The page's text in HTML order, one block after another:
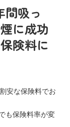
間吸っ
に成功
険料に
安な保険料でお
も保険料率が変